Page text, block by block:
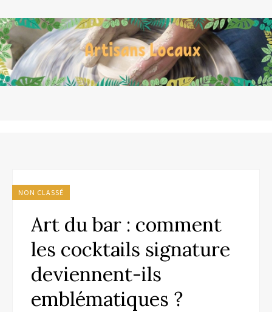
NON CLASSÉ
Art du bar : comment
les cocktails signature
deviennent-ils
emblématiques ?